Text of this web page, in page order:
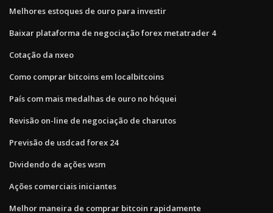
Melhores estoques de ouro para investir
Baixar plataforma de negociação forex metatrader 4
Cotação da nxeo
Como comprar bitcoins em localbitcoins
País com mais medalhas de ouro no hóquei
Revisão on-line de negociação de charutos
Previsão de usdcad forex 24
Dividendo de ações wsm
Ações comerciais iniciantes
Melhor maneira de comprar bitcoin rapidamente